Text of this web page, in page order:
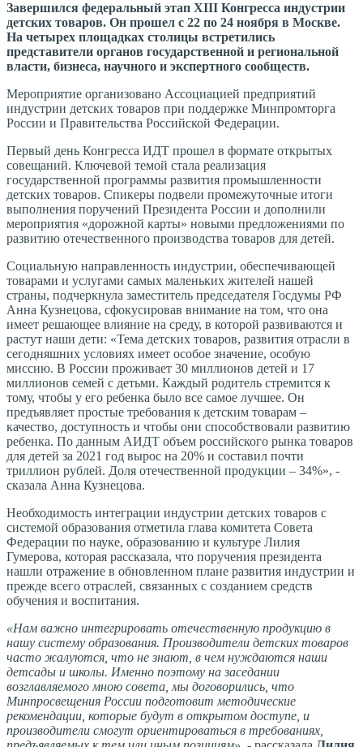
Завершился федеральный этап XIII Конгресса индустрии
детских товаров. Он прошел с 22 по 24 ноября в Москве.
На четырех площадках столицы встретились
представители органов государственной и региональной
власти, бизнеса, научного и экспертного сообществ.
Мероприятие организовано Ассоциацией предприятий
индустрии детских товаров при поддержке Минпромторга
России и Правительства Российской Федерации.
Первый день Конгресса ИДТ прошел в формате открытых
совещаний. Ключевой темой стала реализация
государственной программы развития промышленности
детских товаров. Спикеры подвели промежуточные итоги
выполнения поручений Президента России и дополнили
мероприятия «дорожной карты» новыми предложениями по
развитию отечественного производства товаров для детей.
Социальную направленность индустрии, обеспечивающей
товарами и услугами самых маленьких жителей нашей
страны, подчеркнула заместитель председателя Госдумы РФ
Анна Кузнецова, сфокусировав внимание на том, что она
имеет решающее влияние на среду, в которой развиваются и
растут наши дети: «Тема детских товаров, развития отрасли в
сегодняшних условиях имеет особое значение, особую
миссию. В России проживает 30 миллионов детей и 17
миллионов семей с детьми. Каждый родитель стремится к
тому, чтобы у его ребенка было все самое лучшее. Он
предъявляет простые требования к детским товарам –
качество, доступность и чтобы они способствовали развитию
ребенка. По данным АИДТ объем российского рынка товаров
для детей за 2021 год вырос на 20% и составил почти
триллион рублей. Доля отечественной продукции – 34%», -
сказала Анна Кузнецова.
Необходимость интеграции индустрии детских товаров с
системой образования отметила глава комитета Совета
Федерации по науке, образованию и культуре Лилия
Гумерова, которая рассказала, что поручения президента
нашли отражение в обновленном плане развития индустрии и
прежде всего отраслей, связанных с созданием средств
обучения и воспитания.
«Нам важно интегрировать отечественную продукцию в
нашу систему образования. Производители детских товаров
часто жалуются, что не знают, в чем нуждаются наши
детсады и школы. Именно поэтому на заседании
возглавляемого мною совета, мы договорились, что
Минпросвещения России подготовит методические
рекомендации, которые будут в открытом доступе, и
производители смогут ориентироваться в требованиях,